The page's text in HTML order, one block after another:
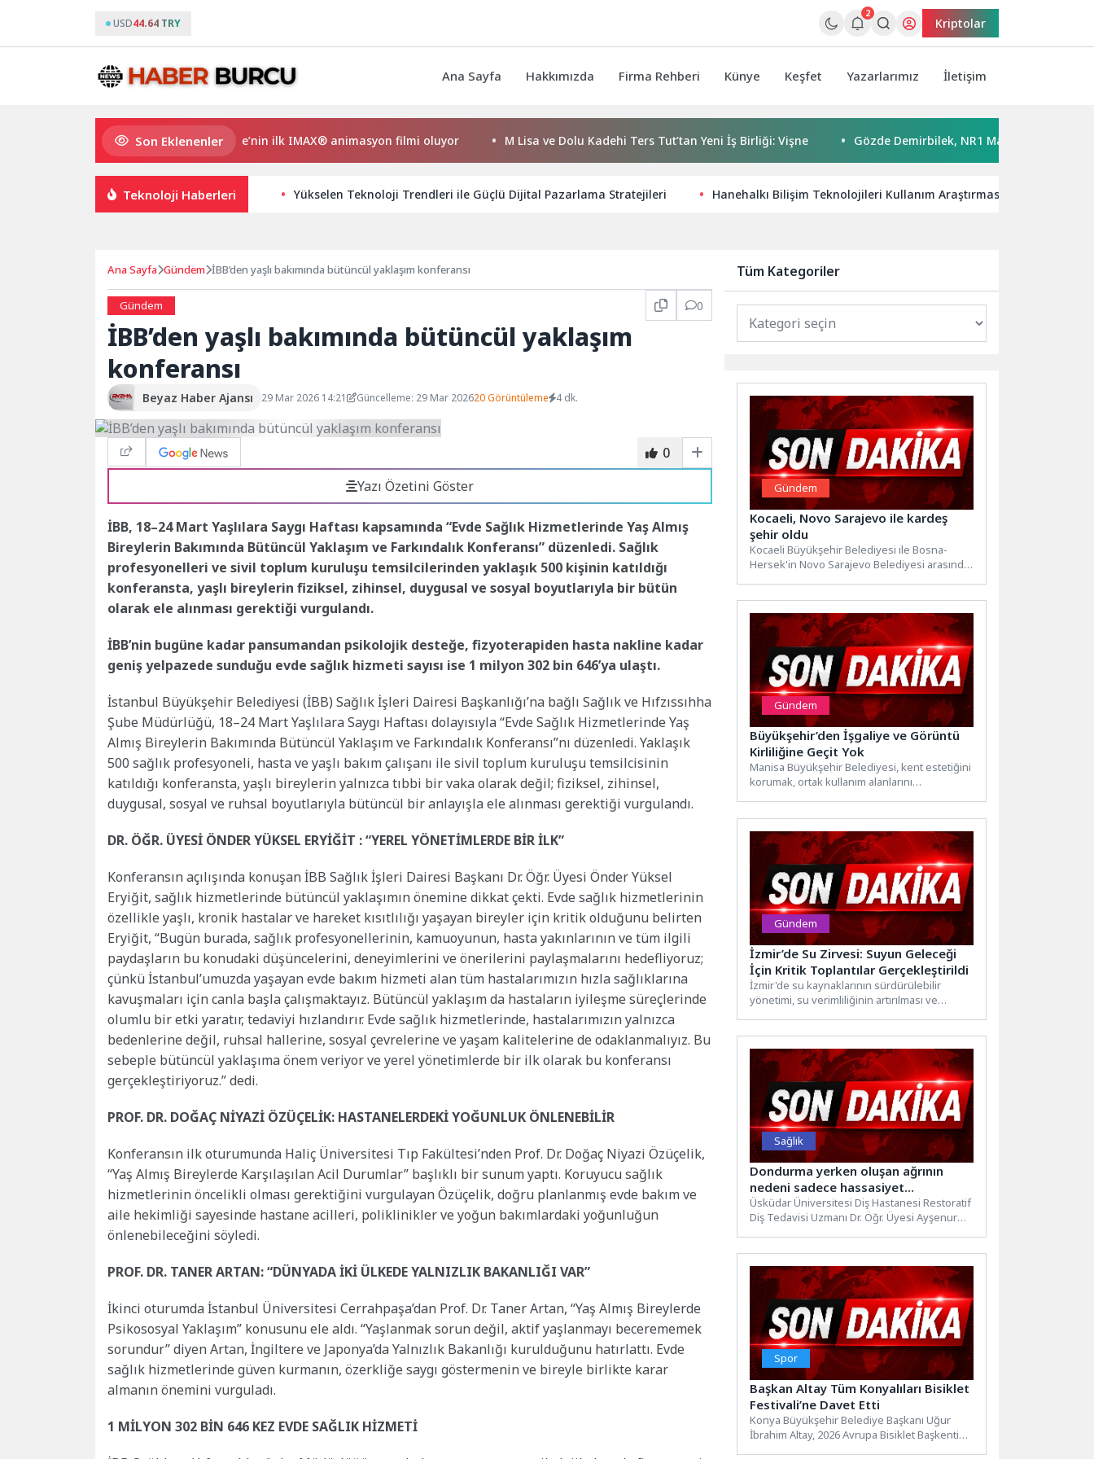
USD44.64 TRY
2
Kriptolar
Ana Sayfa Hakkımızda Firma Rehberi Künye Keşfet Yazarlarımız İletişim
Son Eklenenler
Gupi ve Gülmeyen Kral Türkiye’nin ilk IMAX® animasyon filmi oluyor M Lisa ve Dolu Kadehi Ters Tut’tan Yeni İş Birliği: Vişne Gözde Demirbilek, NR1 Magazin’de: ‘Son assolist
Teknoloji Haberleri Yükselen Teknoloji Trendleri ile Güçlü Dijital Pazarlama Stratejileri Hanehalkı Bilişim Teknolojileri Kullanım Araştırması, 2026
Ana Sayfa Gündem İBB’den yaşlı bakımında bütüncül yaklaşım konferansı
Gündem 0
İBB’den yaşlı bakımında bütüncül yaklaşım
konferansı
Beyaz Haber Ajansı 29 Mar 2026 14:21 Güncelleme: 29 Mar 202620 Görüntüleme 4 dk.
0
Yazı Özetini Göster
İBB, 18–24 Mart Yaşlılara Saygı Haftası kapsamında “Evde Sağlık Hizmetlerinde Yaş Almış
Bireylerin Bakımında Bütüncül Yaklaşım ve Farkındalık Konferansı” düzenledi. Sağlık
profesyonelleri ve sivil toplum kuruluşu temsilcilerinden yaklaşık 500 kişinin katıldığı
konferansta, yaşlı bireylerin fiziksel, zihinsel, duygusal ve sosyal boyutlarıyla bir bütün
olarak ele alınması gerektiği vurgulandı.
İBB’nin bugüne kadar pansumandan psikolojik desteğe, fizyoterapiden hasta nakline kadar
geniş yelpazede sunduğu evde sağlık hizmeti sayısı ise 1 milyon 302 bin 646’ya ulaştı.
İstanbul Büyükşehir Belediyesi (İBB) Sağlık İşleri Dairesi Başkanlığı’na bağlı Sağlık ve Hıfzıssıhha
Şube Müdürlüğü, 18–24 Mart Yaşlılara Saygı Haftası dolayısıyla “Evde Sağlık Hizmetlerinde Yaş
Almış Bireylerin Bakımında Bütüncül Yaklaşım ve Farkındalık Konferansı”nı düzenledi. Yaklaşık
500 sağlık profesyoneli, hasta ve yaşlı bakım çalışanı ile sivil toplum kuruluşu temsilcisinin
katıldığı konferansta, yaşlı bireylerin yalnızca tıbbi bir vaka olarak değil; fiziksel, zihinsel,
duygusal, sosyal ve ruhsal boyutlarıyla bütüncül bir anlayışla ele alınması gerektiği vurgulandı.
DR. ÖĞR. ÜYESİ ÖNDER YÜKSEL ERYİĞİT : “YEREL YÖNETİMLERDE BİR İLK”
Konferansın açılışında konuşan İBB Sağlık İşleri Dairesi Başkanı Dr. Öğr. Üyesi Önder Yüksel
Eryiğit, sağlık hizmetlerinde bütüncül yaklaşımın önemine dikkat çekti. Evde sağlık hizmetlerinin
özellikle yaşlı, kronik hastalar ve hareket kısıtlılığı yaşayan bireyler için kritik olduğunu belirten
Eryiğit, “Bugün burada, sağlık profesyonellerinin, kamuoyunun, hasta yakınlarının ve tüm ilgili
paydaşların bu konudaki düşüncelerini, deneyimlerini ve önerilerini paylaşmalarını hedefliyoruz;
çünkü İstanbul’umuzda yaşayan evde bakım hizmeti alan tüm hastalarımızın hızla sağlıklarına
kavuşmaları için canla başla çalışmaktayız. Bütüncül yaklaşım da hastaların iyileşme süreçlerinde
olumlu bir etki yaratır, tedaviyi hızlandırır. Evde sağlık hizmetlerinde, hastalarımızın yalnızca
bedenlerine değil, ruhsal hallerine, sosyal çevrelerine ve yaşam kalitelerine de odaklanmalıyız. Bu
sebeple bütüncül yaklaşıma önem veriyor ve yerel yönetimlerde bir ilk olarak bu konferansı
gerçekleştiriyoruz.” dedi.
PROF. DR. DOĞAÇ NİYAZİ ÖZÜÇELİK: HASTANELERDEKİ YOĞUNLUK ÖNLENEBİLİR
Konferansın ilk oturumunda Haliç Üniversitesi Tıp Fakültesi’nden Prof. Dr. Doğaç Niyazi Özüçelik,
“Yaş Almış Bireylerde Karşılaşılan Acil Durumlar” başlıklı bir sunum yaptı. Koruyucu sağlık
hizmetlerinin öncelikli olması gerektiğini vurgulayan Özüçelik, doğru planlanmış evde bakım ve
aile hekimliği sayesinde hastane acilleri, poliklinikler ve yoğun bakımlardaki yoğunluğun
önlenebileceğini söyledi.
PROF. DR. TANER ARTAN: “DÜNYADA İKİ ÜLKEDE YALNIZLIK BAKANLIĞI VAR”
İkinci oturumda İstanbul Üniversitesi Cerrahpaşa’dan Prof. Dr. Taner Artan, “Yaş Almış Bireylerde
Psikososyal Yaklaşım” konusunu ele aldı. “Yaşlanmak sorun değil, aktif yaşlanmayı becerememek
sorundur” diyen Artan, İngiltere ve Japonya’da Yalnızlık Bakanlığı kurulduğunu hatırlattı. Evde
sağlık hizmetlerinde güven kurmanın, özerkliğe saygı göstermenin ve bireyle birlikte karar
almanın önemini vurguladı.
1 MİLYON 302 BİN 646 KEZ EVDE SAĞLIK HİZMETİ
Tüm Kategoriler
Gündem
Kocaeli, Novo Sarajevo ile kardeş
şehir oldu
Kocaeli Büyükşehir Belediyesi ile Bosna-
Hersek'in Novo Sarajevo Belediyesi arasında
Gündem
Büyükşehir’den İşgaliye ve Görüntü
Kirliliğine Geçit Yok
Manisa Büyükşehir Belediyesi, kent estetiğini
korumak, ortak kullanım alanlarını
Gündem
İzmir’de Su Zirvesi: Suyun Geleceği
İçin Kritik Toplantılar Gerçekleştirildi
İzmir'de su kaynaklarının sürdürülebilir
yönetimi, su verimliliğinin artırılması ve
Sağlık
Dondurma yerken oluşan ağrının
nedeni sadece hassasiyet
olmayabilir!
Üsküdar Üniversitesi Diş Hastanesi Restoratif
Diş Tedavisi Uzmanı Dr. Öğr. Üyesi Ayşenur
Spor
Başkan Altay Tüm Konyalıları Bisiklet
Festivali’ne Davet Etti
Konya Büyükşehir Belediye Başkanı Uğur
İbrahim Altay, 2026 Avrupa Bisiklet Başkenti